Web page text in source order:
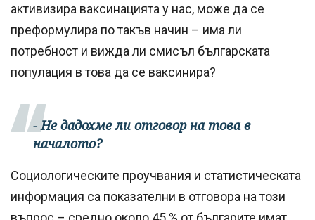
активизира ваксинацията у нас, може да се
преформулира по такъв начин – има ли
потребност и вижда ли смисъл българската
популация в това да се ваксинира?
- Не дадохме ли отговор на това в
началото?
Социологическите проучвания и статистическата
информация са показателни в отговора на този